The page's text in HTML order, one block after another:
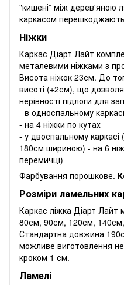
"кишені” між дерев'яною
каркасом перешкоджають
Ніжки
Каркас Діарт Лайт
металевими ніжками з
Висота ніжок 23см. До
висоті (+2см), що
нерівності підлоги для
- в односпальному
- на 4 ніжки по кутах
- у двоспальному
180см шириною) - на 6
перемичці)
Фарбування порошкове.
Розміри ламельних
Каркас ліжка Діарт
80см, 90см, 120см,
Стандартна довжина
можливе виготовлення
кроком 1 см.
Ламелі